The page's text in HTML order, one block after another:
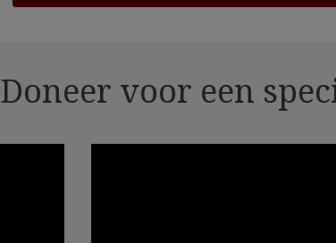
Doneer voor een